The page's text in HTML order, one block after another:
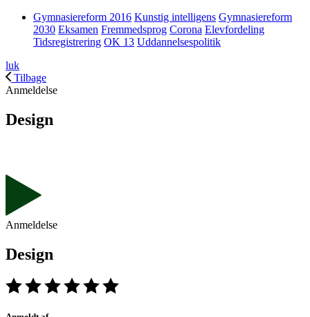
Gymnasiereform 2016 Kunstig intelligens Gymnasiereform
2030 Eksamen Fremmedsprog Corona Elevfordeling
Tidsregistrering OK 13 Uddannelsespolitik
luk
Tilbage
Anmeldelse
Design
Anmeldelse
Design